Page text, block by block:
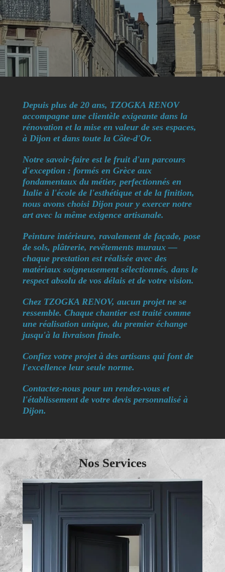
Depuis plus de 20 ans, TZOGKA RENOV
accompagne une clientèle exigeante dans la
rénovation et la mise en valeur de ses espaces,
à Dijon et dans toute la Côte-d'Or.
Notre savoir-faire est le fruit d'un parcours
d'exception : formés en Grèce aux
fondamentaux du métier, perfectionnés en
Italie à l'école de l'esthétique et de la finition,
nous avons choisi Dijon pour y exercer notre
art avec la même exigence artisanale.
Peinture intérieure, ravalement de façade, pose
de sols, plâtrerie, revêtements muraux —
chaque prestation est réalisée avec des
matériaux soigneusement sélectionnés, dans le
respect absolu de vos délais et de votre vision.
Chez TZOGKA RENOV, aucun projet ne se
ressemble. Chaque chantier est traité comme
une réalisation unique, du premier échange
jusqu'à la livraison finale.
Confiez votre projet à des artisans qui font de
l'excellence leur seule norme.
Contactez-nous pour un rendez-vous et
l'établissement de votre devis personnalisé à
Dijon.
Nos Services